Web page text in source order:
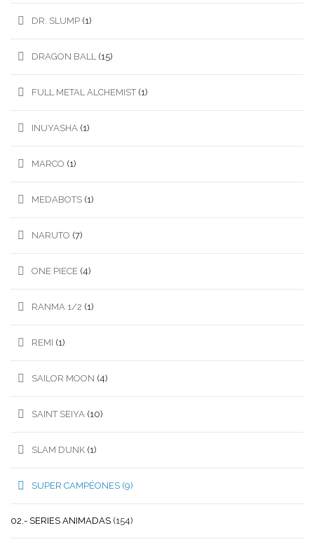
DR. SLUMP (1)
DRAGON BALL (15)
FULL METAL ALCHEMIST (1)
INUYASHA (1)
MARCO (1)
MEDABOTS (1)
NARUTO (7)
ONE PIECE (4)
RANMA 1/2 (1)
REMI (1)
SAILOR MOON (4)
SAINT SEIYA (10)
SLAM DUNK (1)
SUPER CAMPÉONES (9)
02.- SERIES ANIMADAS (154)